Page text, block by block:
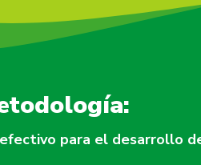
para el desarrollo